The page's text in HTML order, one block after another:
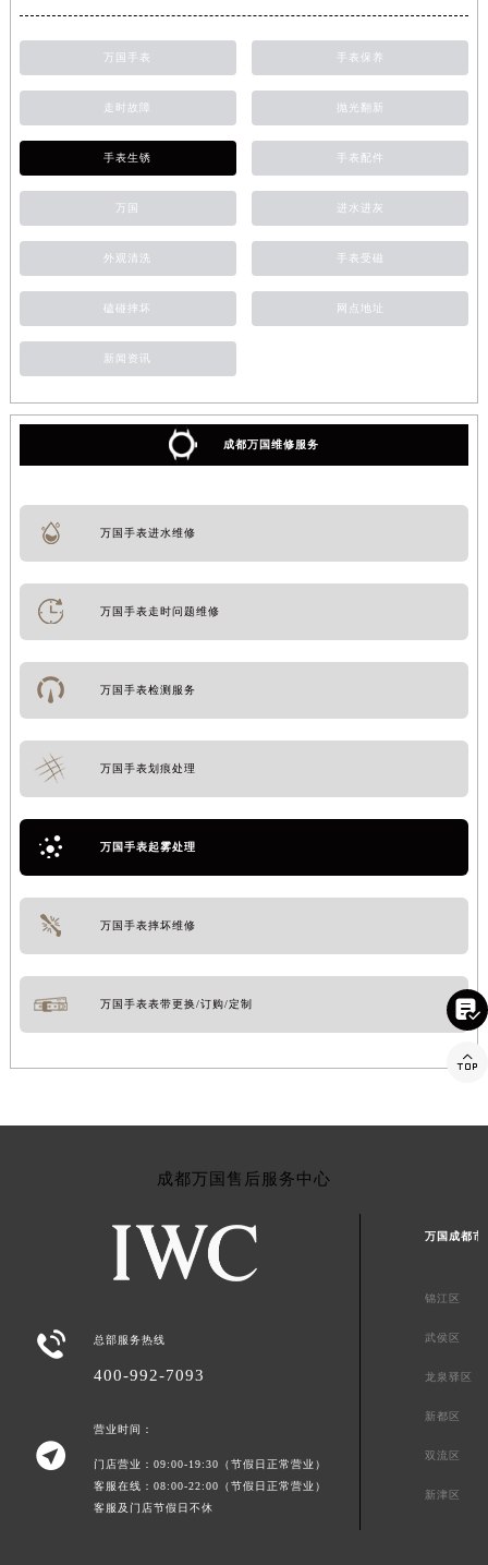
万国手表 手表保养
走时故障 抛光翻新
手表生锈 手表配件
万国 进水进灰
外观清洗 手表受磁
磕碰摔坏 网点地址
新闻资讯
成都万国维修服务
万国手表进水维修
万国手表走时问题维修
万国手表检测服务
万国手表划痕处理
万国手表起雾处理
万国手表摔坏维修
万国手表表带更换/订购/定制
成都万国售后服务中心
 总部服务热线
400-992-7093

营业时间：
门店营业：09:00-19:30（节假日正常营业）
客服在线：08:00-22:00（节假日正常营业）
客服及门店节假日不休
万国成都市
锦江区
武侯区
龙泉驿区
新都区
双流区
新津区

